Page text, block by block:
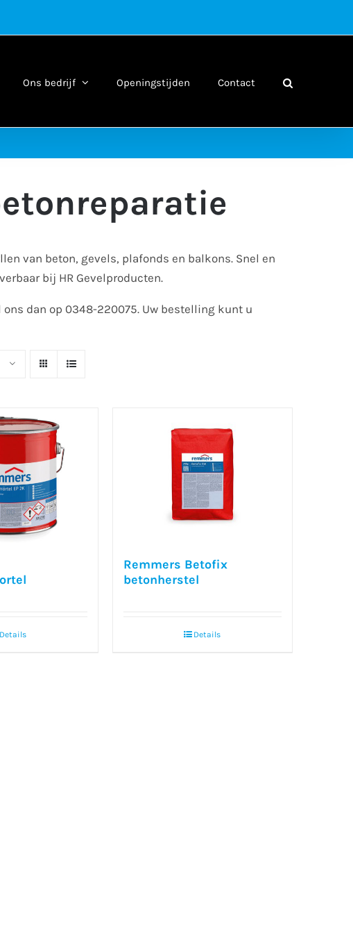
Ons bedrijf Openingstijden Contact
van beton, gevels, plafonds en balkons. Snel en
bij HR Gevelproducten.
dan op 0348-220075. Uw bestelling kunt u
Details
Remmers Betofix
betonherstel
Details